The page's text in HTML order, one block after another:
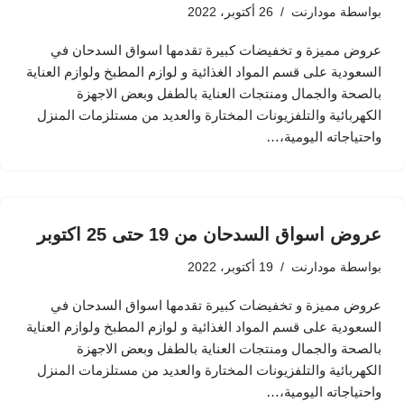
بواسطة مودارنت 26 أكتوبر، 2022
عروض مميزة و تخفيضات كبيرة تقدمها اسواق السدحان في
السعودية على قسم المواد الغذائية و لوازم المطبخ ولوازم العناية
بالصحة والجمال ومنتجات العناية بالطفل وبعض الاجهزة
الكهربائية والتلفزيونات المختارة والعديد من مستلزمات المنزل
واحتياجاته اليومية،…
عروض اسواق السدحان من 19 حتى 25 اكتوبر
بواسطة مودارنت 19 أكتوبر، 2022
عروض مميزة و تخفيضات كبيرة تقدمها اسواق السدحان في
السعودية على قسم المواد الغذائية و لوازم المطبخ ولوازم العناية
بالصحة والجمال ومنتجات العناية بالطفل وبعض الاجهزة
الكهربائية والتلفزيونات المختارة والعديد من مستلزمات المنزل
واحتياجاته اليومية،…